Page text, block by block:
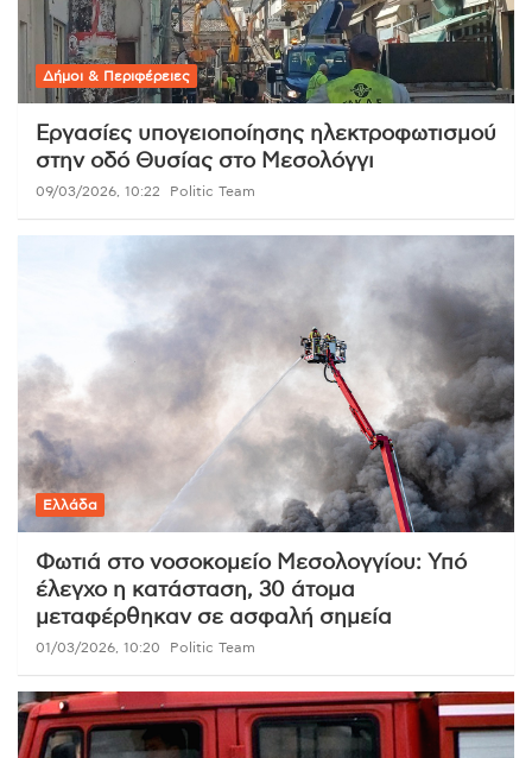
Δήμοι & Περιφέρειες
Εργασίες υπογειοποίησης ηλεκτροφωτισμού
στην οδό Θυσίας στο Μεσολόγγι
09/03/2026, 10:22 Politic Team
Ελλάδα
Φωτιά στο νοσοκομείο Μεσολογγίου: Υπό
έλεγχο η κατάσταση, 30 άτομα
μεταφέρθηκαν σε ασφαλή σημεία
01/03/2026, 10:20 Politic Team